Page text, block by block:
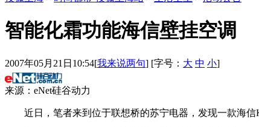
智能化霜功能海信壁挂空调
2007年05月21日10:54[我来说两句] [字号： 大 中 小]
来源：eNet硅谷动力
近日，笔者来到位于联想桥的苏宁电器，发现一款海信